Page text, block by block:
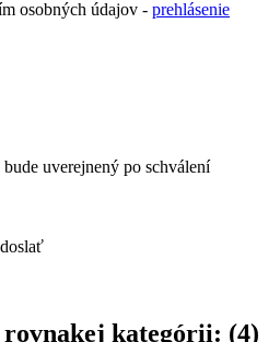
osobných údajov - prehlásenie
uverejnený po schválení
kategórii: (4)